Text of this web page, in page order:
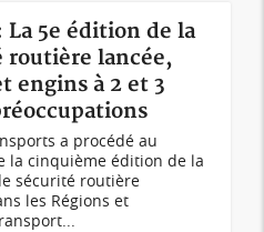
5e édition de la
routière lancée,
engins à 2 et 3
a procédé au
la cinquième édition de la
sécurité routière
les Régions et